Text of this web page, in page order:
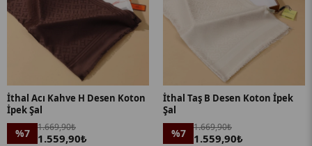
İthal Acı Kahve H Desen Koton
İpek Şal
%7 1.669,90₺
1.559,90₺
İthal Taş B Desen Koton İpek
Şal
%7 1.669,90₺
1.559,90₺